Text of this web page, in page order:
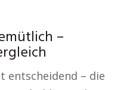
–
entscheidend – die